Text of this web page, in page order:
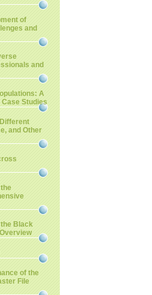
of
and
and
A
Studies
and Other
Black
of the
File